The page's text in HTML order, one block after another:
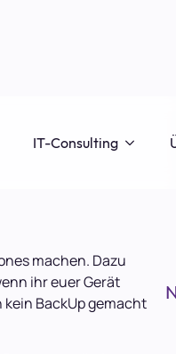
machen. Dazu
ihr euer Gerät
BackUp gemacht